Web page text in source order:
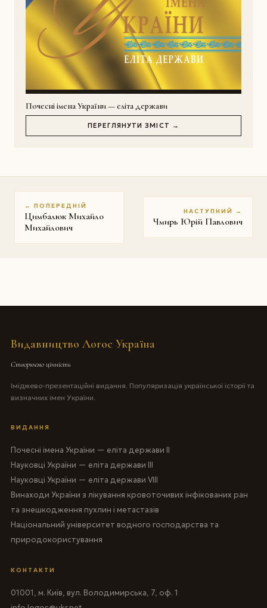
Почесні імена України — еліта держави
ПЕРЕГЛЯНУТИ ЗМІСТ →
← ПОПЕРЕДНІЙ
Цимбалюк Михайло
Михайлович
НАСТУПНИЙ →
Чмирь Юрій Павлович
Видавництво Логос Україна
Створюємо цінність
Іміджево-презентаційні видання. Популяризація української історії та
визначних імен України.
ВИДАННЯ
Почесні імена України — еліта держави II
Науковці України — еліта держави III
Науковці України — еліта держави VIII
Винаходи України з лікування кровоточивих інфікованих ран
та знешкодження пухлин і метастазів
Національний університет водного господарства та
природокористування
КОНТАКТИ
01001, м. Київ, вул. Володимирська, 7, оф. 1